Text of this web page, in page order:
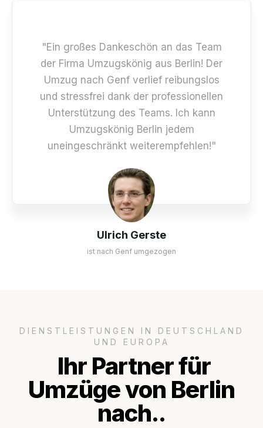
Ulrich Gerste
ist nach Genf umgezogen
"Ein großes Dankeschön an das Team
der Firma Umzugskönig aus Berlin! Der
Umzug nach Genf verlief reibungslos
und stressfrei dank der professionellen
Unterstützung des Teams. Ich kann
Umzugskönig Berlin jedem
uneingeschränkt weiterempfehlen!"
DIENSTLEISTUNGEN IN DEUTSCHLAND
UND EUROPA
Ihr Partner für
Umzüge von Berlin
nach..